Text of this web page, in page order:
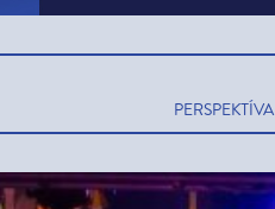
PERSPEKTÍVA